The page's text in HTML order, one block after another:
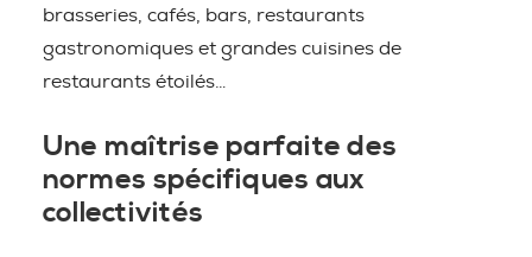
brasseries, cafés, bars, restaurants
gastronomiques et grandes cuisines de
restaurants étoilés…
Une maîtrise parfaite des
normes spécifiques aux
collectivités